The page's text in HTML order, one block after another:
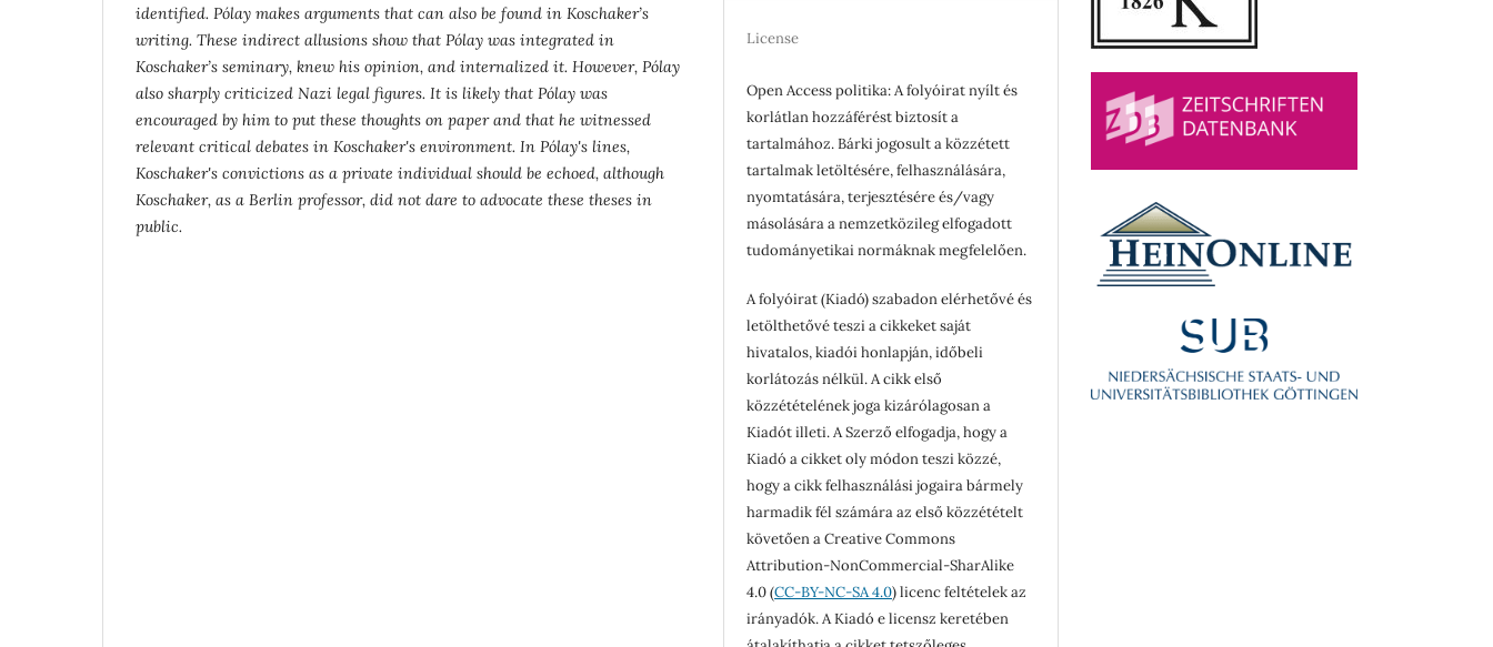
identified. Pólay makes arguments that can also be found in Koschaker’s
writing. These indirect allusions show that Pólay was integrated in
Koschaker’s seminary, knew his opinion, and internalized it. However, Pólay
also sharply criticized Nazi legal figures. It is likely that Pólay was
encouraged by him to put these thoughts on paper and that he witnessed
relevant critical debates in Koschaker's environment. In Pólay's lines,
Koschaker's convictions as a private individual should be echoed, although
Koschaker, as a Berlin professor, did not dare to advocate these theses in
public.
License
Open Access politika: A folyóirat nyílt és
korlátlan hozzáférést biztosít a
tartalmához. Bárki jogosult a közzétett
tartalmak letöltésére, felhasználására,
nyomtatására, terjesztésére és/vagy
másolására a nemzetközileg elfogadott
tudományetikai normáknak megfelelően.
A folyóirat (Kiadó) szabadon elérhetővé és
letölthetővé teszi a cikkeket saját
hivatalos, kiadói honlapján, időbeli
korlátozás nélkül. A cikk első
közzétételének joga kizárólagosan a
Kiadót illeti. A Szerző elfogadja, hogy a
Kiadó a cikket oly módon teszi közzé,
hogy a cikk felhasználási jogaira bármely
harmadik fél számára az első közzétételt
követően a Creative Commons
Attribution-NonCommercial-SharAlike
4.0 (CC-BY-NC-SA 4.0) licenc feltételek az
irányadók. A Kiadó e licensz keretében